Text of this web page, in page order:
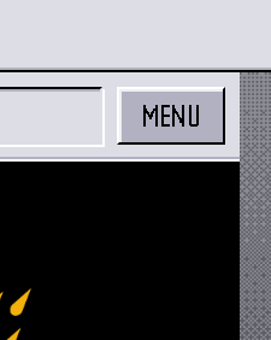
MENU